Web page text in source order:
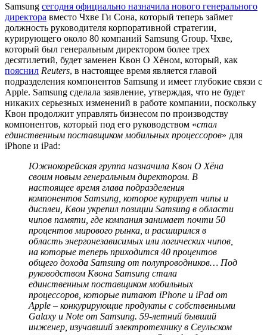
Samsung сегодня официально назначила нового генерального
директора вместо Чхве Ги Сона, который теперь займет
должность руководителя корпоративной стратегии,
курирующего около 80 компаний Samsung Group. Чхве,
который был генеральным директором более трех
десятилетий, будет заменен Квон О Хёном, который, как
пояснил Reuters, в настоящее время является главой
подразделения компонентов Samsung и имеет глубокие связи с
Apple. Samsung сделала заявление, утверждая, что не будет
никаких серьезных изменений в работе компании, поскольку
Квон продолжит управлять бизнесом по производству
компонентов, который под его руководством «стал
единственным поставщиком мобильных процессоров» для
iPhone и iPad:
Южнокорейская группа назначила Квон О Хёна
своим новым генеральным директором. В
настоящее время глава подразделения
компонентов Samsung, которое курирует чипы и
дисплеи, Квон укрепил позиции Samsung в области
чипов памяти, где компания занимает почти 50
процентов мирового рынка, и расширился в
область энергонезависимых или логических чипов,
на которые теперь приходится 40 процентов
общего дохода Samsung от полупроводников… Под
руководством Квона Samsung стала
единственным поставщиком мобильных
процессоров, которые питают iPhone и iPad от
Apple – конкурирующие продукты с собственными
Galaxy и Note от Samsung. 59-летний бывший
инженер, изучавший электротехнику в Сеульском